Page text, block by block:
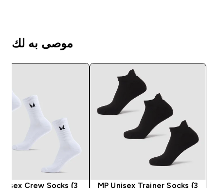
موصى به لك
MP Unisex Trainer Socks (3
Crew Socks (3